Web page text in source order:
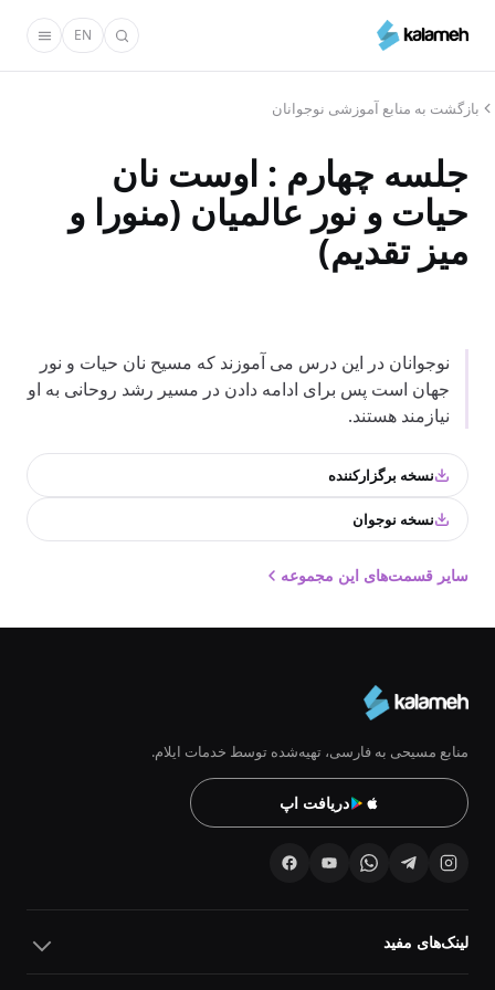
محتوای
EN
بازگشت به منابع آموزشی نوجوانان
جلسه چهارم : اوست نان
حیات و نور عالمیان (منورا و
میز تقدیم)
نوجوانان در این درس می آموزند که مسیح نان حیات و نور
جهان است پس برای ادامه دادن در مسیر رشد روحانی به او
نیازمند هستند.
نسخه برگزارکننده
نسخه نوجوان
سایر قسمت‌های این مجموعه
منابع مسیحی به فارسی، تهیه‌شده توسط خدمات ایلام.
دریافت اپ
لینک‌های مفید